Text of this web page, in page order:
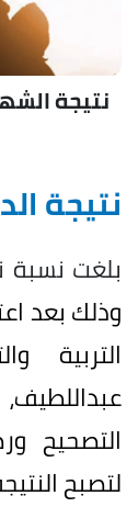
نتيجة
نتيجة
بلغت نسبة
وذلك بعد
التربية
التصحيح
لتصبح